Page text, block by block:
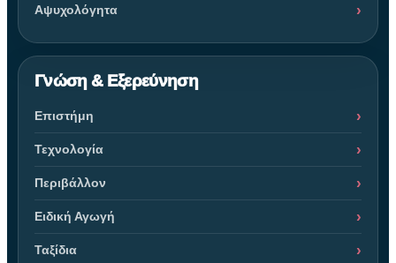
Αψυχολόγητα
Γνώση & Εξερεύνηση
Επιστήμη
Τεχνολογία
Περιβάλλον
Ειδική Αγωγή
Ταξίδια